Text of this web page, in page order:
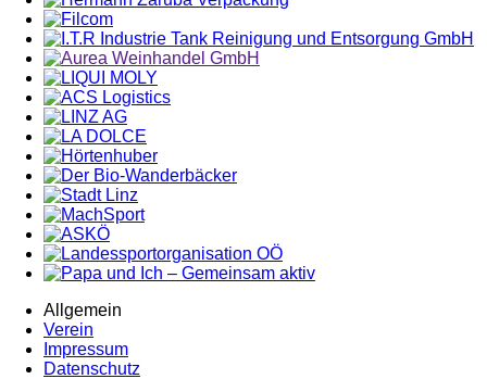
Allgemein
Verein
Impressum
Datenschutz